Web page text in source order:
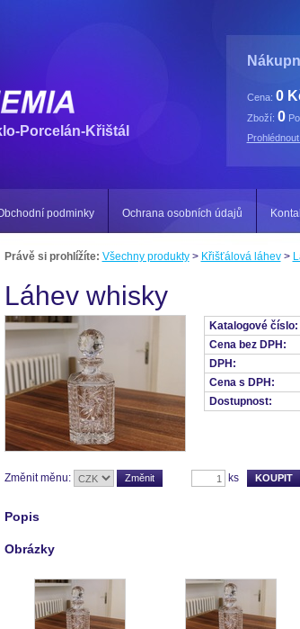
Porcelán-Křištál
Cena: 0
Zboží: 0
podminky Ochrana osobních údajů
Právě si prohlížíte: Všechny produkty> Křišťálová láhev>
Láhev whisky
Katalogové číslo:
Cena bez DPH:
DPH:
Cena s DPH:
Dostupnost:
Změnit měnu: ks
Popis
Obrázky